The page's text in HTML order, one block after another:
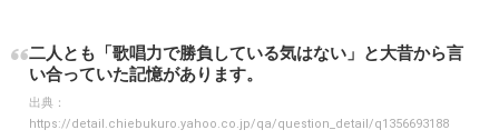
二人とも「歌唱力で勝負している気はない」と大昔から言
い合っていた記憶があります。
出典：
https://detail.chiebukuro.yahoo.co.jp/qa/question_detail/q1356693188